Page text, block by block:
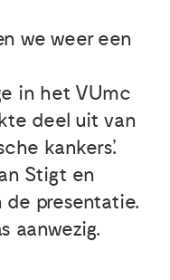
we weer een
in het VUmc
deel uit van
kankers’.
Stigt en
de presentatie.
aanwezig.